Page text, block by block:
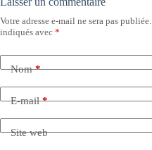
Votre adresse e-mail ne sera pas publiée.
indiqués avec *
Nom*
E-mail*
Site web